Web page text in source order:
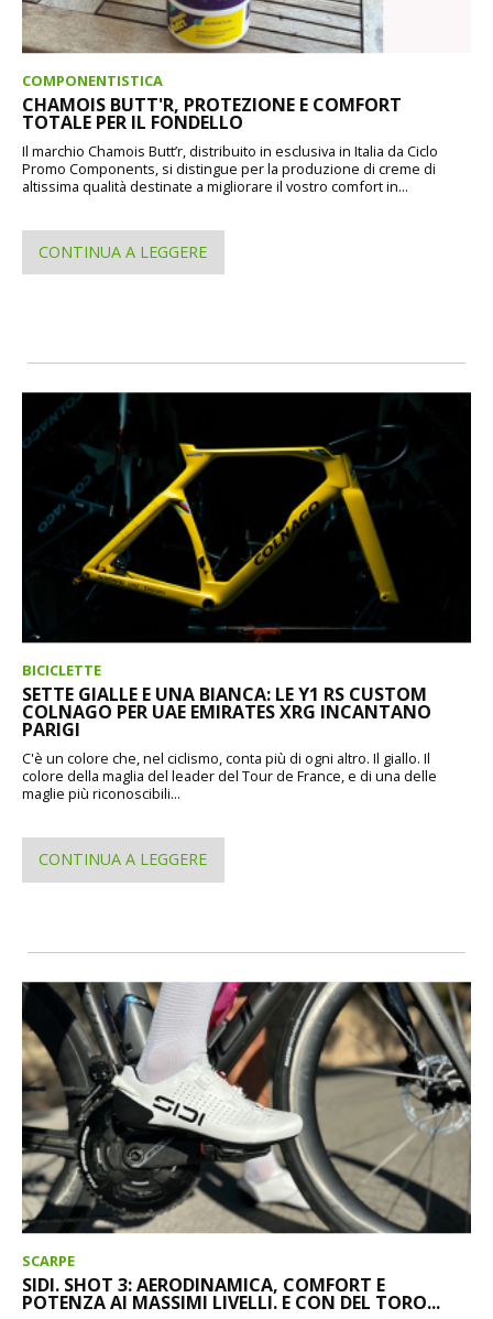
COMPONENTISTICA
CHAMOIS BUTT'R, PROTEZIONE E COMFORT
TOTALE PER IL FONDELLO
Il marchio Chamois Butt’r, distribuito in esclusiva in Italia da Ciclo
Promo Components, si distingue per la produzione di creme di
altissima qualità destinate a migliorare il vostro comfort in...
CONTINUA A LEGGERE
BICICLETTE
SETTE GIALLE E UNA BIANCA: LE Y1 RS CUSTOM
COLNAGO PER UAE EMIRATES XRG INCANTANO
PARIGI
C'è un colore che, nel ciclismo, conta più di ogni altro. Il giallo. Il
colore della maglia del leader del Tour de France, e di una delle
maglie più riconoscibili...
CONTINUA A LEGGERE
SCARPE
SIDI. SHOT 3: AERODINAMICA, COMFORT E
POTENZA AI MASSIMI LIVELLI. E CON DEL TORO...